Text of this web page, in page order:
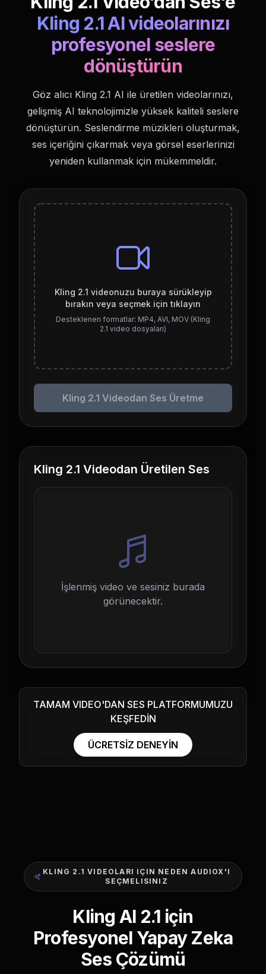
Kling 2.1 AI videolarınızı
profesyonel seslere
dönüştürün
Göz alıcı Kling 2.1 AI ile üretilen videolarınızı,
gelişmiş AI teknolojimizle yüksek kaliteli seslere
dönüştürün. Seslendirme müzikleri oluşturmak,
ses içeriğini çıkarmak veya görsel eserlerinizi
yeniden kullanmak için mükemmeldir.
Kling 2.1 videonuzu buraya sürükleyip
bırakın veya seçmek için tıklayın
Desteklenen formatlar: MP4, AVI, MOV (Kling
2.1 video dosyaları)
Kling 2.1 Videodan Ses Üretme
Kling 2.1 Videodan Üretilen Ses
İşlenmiş video ve sesiniz burada
görünecektir.
TAMAM VIDEO'DAN SES PLATFORMUMUZU
KEŞFEDİN
ÜCRETSİZ DENEYİN
KLING 2.1 VIDEOLARI IÇIN NEDEN AUDIOX'I
SEÇMELISINIZ
Kling AI 2.1 için
Profesyonel Yapay Zeka
Ses Çözümü